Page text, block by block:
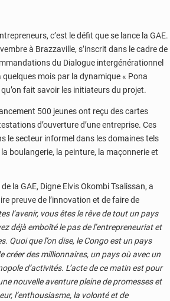
c’est le défit que se lance la GAE.
à Brazzaville, s’inscrit dans le cadre de
du Dialogue intergénérationnel
mois par la dynamique « Pona
qu’on fait savoir les initiateurs du projet.
500 jeunes ont reçu des cartes
d’ouverture d’une entreprise. Ces
le secteur informel dans les domaines tels
boulangerie, la peinture, la maçonnerie et
la GAE, Digne Elvis Okombi Tsalissan, a
preuve de l’innovation et de faire de
l’avenir, vous êtes le rêve de tout un pays
déjà emboîté le pas de l’entrepreneuriat et
Quoi que l’on dise, le Congo est un pays
créer des millionnaires, un pays où avec un
d’activités. L’acte de ce matin est pour
nouvelle aventure pleine de promesses et
l’enthousiasme, la volonté et de